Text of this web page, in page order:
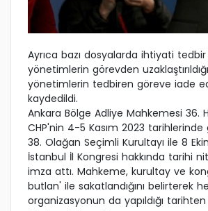
Ayrıca bazı dosyalarda ihtiyati tedbir
yönetimlerin görevden
yönetimlerin tedbiren göreve iade
kaydedildi.
Ankara Bölge Adliye Mahkemesi 36.
CHP'nin 4-5 Kasım 2023
38. Olağan Seçimli Kurultayı ile 8
İstanbul İl Kongresi hakkında tarihi
imza attı. Mahkeme, kurultay ve
butlan' ile sakatlandığını belirterek
organizasyonun da yapıldığı